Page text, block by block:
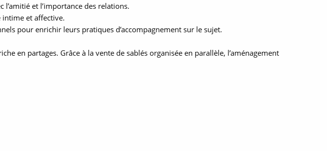
l’amitié et l’importance des relations.
intime et affective.
pour enrichir leurs pratiques d’accompagnement sur le sujet.
en partages. Grâce à la vente de sablés organisée en parallèle, l’aménagement